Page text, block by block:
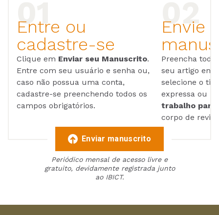
Entre ou
cadastre-se
Clique em Enviar seu Manuscrito.
Entre com seu usuário e senha ou,
caso não possua uma conta,
cadastre-se preenchendo todos os
campos obrigatórios.
Envie
Preencha
seu artigo em
selecione o
expressa ou
trabalho para
corpo de
Enviar manuscrito
Periódico mensal de acesso livre e
gratuito, devidamente registrada junto
ao IBICT.